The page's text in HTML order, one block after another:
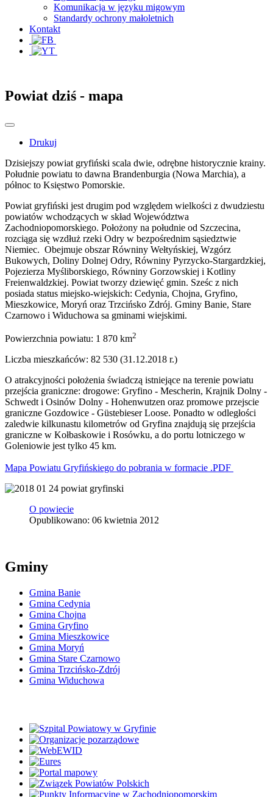
Komunikacja w języku migowym
Standardy ochrony małoletnich
Kontakt
Powiat dziś - mapa
Drukuj
Dzisiejszy powiat gryfiński scala dwie, odrębne historycznie krainy.
Południe powiatu to dawna Brandenburgia (Nowa Marchia), a
północ to Księstwo Pomorskie.
Powiat gryfiński jest drugim pod względem wielkości z dwudziestu
powiatów wchodzących w skład Województwa
Zachodniopomorskiego. Położony na południe od Szczecina,
rozciąga się wzdłuż rzeki Odry w bezpośrednim sąsiedztwie
Niemiec. Obejmuje obszar Równiny Wełtyńskiej, Wzgórz
Bukowych, Doliny Dolnej Odry, Równiny Pyrzycko-Stargardzkiej,
Pojezierza Myśliborskiego, Równiny Gorzowskiej i Kotliny
Freienwaldzkiej. Powiat tworzy dziewięć gmin. Sześc z nich
posiada status miejsko-wiejskich: Cedynia, Chojna, Gryfino,
Mieszkowice, Moryń oraz Trzcińsko Zdrój. Gminy Banie, Stare
Czarnowo i Widuchowa sa gminami wiejskimi.
Powierzchnia powiatu: 1 870 km2
Liczba mieszkańców: 82 530 (31.12.2018 r.)
O atrakcyjności położenia świadczą istniejące na terenie powiatu
przejścia graniczne: drogowe: Gryfino - Mescherin, Krajnik Dolny -
Schwedt i Osinów Dolny - Hohenwutzen oraz promowe przejscie
graniczne Gozdowice - Güstebieser Loose. Ponadto w odległości
zaledwie kilkunastu kilometrów od Gryfina znajdują się przejścia
graniczne w Kołbaskowie i Rosówku, a do portu lotniczego w
Goleniowie jest tylko 45 km.
Mapa Powiatu Gryfińskiego do pobrania w formacie .PDF
O powiecie
Opublikowano: 06 kwietnia 2012
Gminy
Gmina Banie
Gmina Cedynia
Gmina Chojna
Gmina Gryfino
Gmina Mieszkowice
Gmina Moryń
Gmina Stare Czarnowo
Gmina Trzcińsko-Zdrój
Gmina Widuchowa